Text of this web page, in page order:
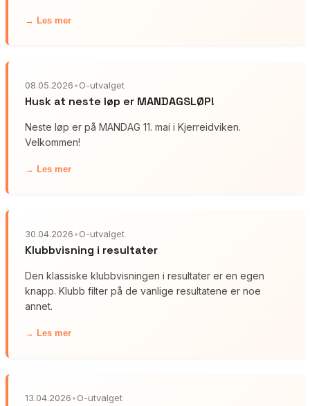
→ Les mer
08.05.2026•O-utvalget
Husk at neste løp er MANDAGSLØP!
Neste løp er på MANDAG 11. mai i Kjerreidviken.
Velkommen!
→ Les mer
30.04.2026•O-utvalget
Klubbvisning i resultater
Den klassiske klubbvisningen i resultater er en egen
knapp. Klubb filter på de vanlige resultatene er noe
annet.
→ Les mer
13.04.2026•O-utvalget